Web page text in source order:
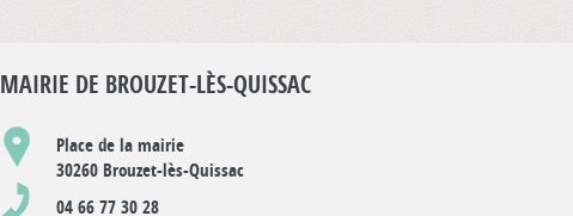
MAIRIE DE BROUZET-LÈS-QUISSAC
Place de la mairie
30260 Brouzet-lès-Quissac
04 66 77 30 28